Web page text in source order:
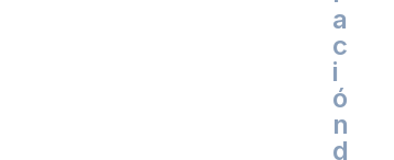
a
c
i
ó
n
d